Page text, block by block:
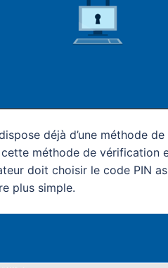
déjà d’une méthode
méthode de vérification
doit choisir le code PIN
plus simple.